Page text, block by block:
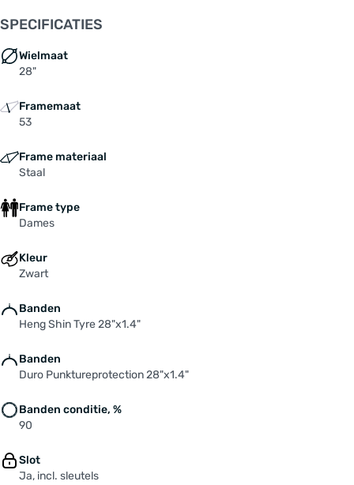
SPECIFICATIES
Wielmaat
28"
Framemaat
53
Frame materiaal
Staal
Frame type
Dames
Kleur
Zwart
Banden
Heng Shin Tyre 28"x1.4"
Banden
Duro Punktureprotection 28"x1.4"
Banden conditie, %
90
Slot
Ja, incl. sleutels